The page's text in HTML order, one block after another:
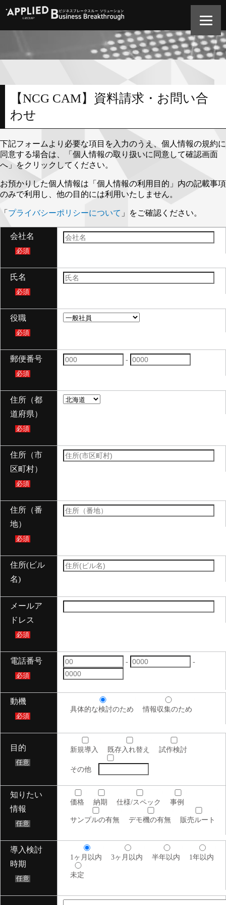
【NCG CAM】資料請求・お問い合
わせ
下記フォームより必要な項目を入力のうえ、個人情報の規約に
同意する場合は、「個人情報の取り扱いに同意して確認画面
へ」をクリックしてください。
お預かりした個人情報は「個人情報の利用目的」内の記載事項
のみで利用し、他の目的には利用いたしません。
「 プライバシーポリシーについて 」をご確認ください。
会社名
必須
氏名
必須
役職
必須
郵便番号
必須
-
住所（都
道府県）
必須
住所（市
区町村）
必須
住所（番
地）
必須
住所(ビル
名)
メールア
ドレス
必須
電話番号
必須
- -
動機
必須
具体的な検討のため 情報収集のため
目的
任意
新規導入 既存入れ替え 試作検討
その他
知りたい
情報
任意
価格 納期 仕様/スペック 事例
サンプルの有無 デモ機の有無 販売ルート
導入検討
時期
任意
1ヶ月以内 3ヶ月以内 半年以内 1年以内
未定